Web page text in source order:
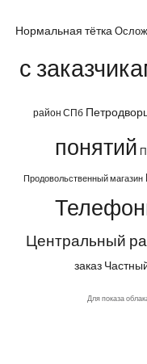
Нормальная тётка
с
район СПб
понятий
Продовольственный магазин
Центральный
заказ
Для показа